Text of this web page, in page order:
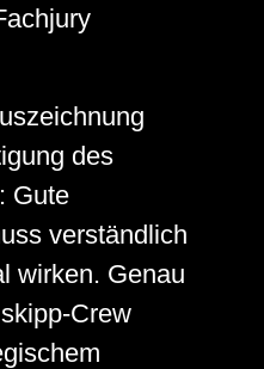
des
Gute
verständlich
wirken. Genau
Crew